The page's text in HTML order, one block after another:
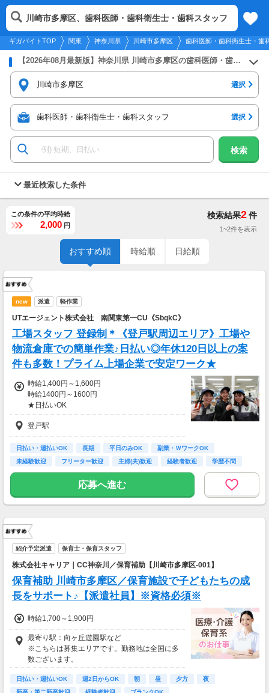
2026年8月10日更新
関東
メニュー
ギガバイトTOP 関東 神奈川県 川崎市多摩区 歯科医師・歯科衛生士・歯
川崎市多摩区、歯科医師・歯科衛生士・歯科スタッフ
【2026年08月最新版】神奈川県 川崎市多摩区の歯科医師・歯科衛生士・歯科スタッフのバイト・アルバイト・パートの求人募集情報
川崎市多摩区 選択
歯科医師・歯科衛生士・歯科スタッフ 選択
検索
最近検索した条件
この条件の平均時給
2,000 円
検索結果2件
1~2件を表示
おすすめ順 時給順 日給順
new 派遣 軽作業
UTエージェント株式会社 南関東第一CU《SbqkC》
工場スタッフ 登録制＊《登戸駅周辺エリア》工場や
物流倉庫での簡単作業♪日払い◎年休120日以上の案
件も多数！プライム上場企業で安定ワーク★
時給1,400円～1,600円
時給1400円～1600円
★日払いOK
《月収イメージ》
248,000円～310,000円
登戸駅
日払い・週払いOK 長期 平日のみOK
副業・ＷワークOK
未経験歓迎
フリーター歓迎 主婦(夫)歓迎 経験者歓迎 学歴不問
応募へ進む
紹介予定派遣 保育士・保育スタッフ
株式会社キャリア｜CC神奈川／保育補助【川崎市多摩区-001】
保育補助 川崎市多摩区／保育施設で子どもたちの成
長をサポート♪【派遣社員】※資格必須※
時給1,700～1,900円
最寄り駅：向ヶ丘遊園駅など
※こちらは募集エリアです。勤務地は全国に多
数ございます。
日払い・週払いOK 週2日からOK 朝 昼 夕方
夜